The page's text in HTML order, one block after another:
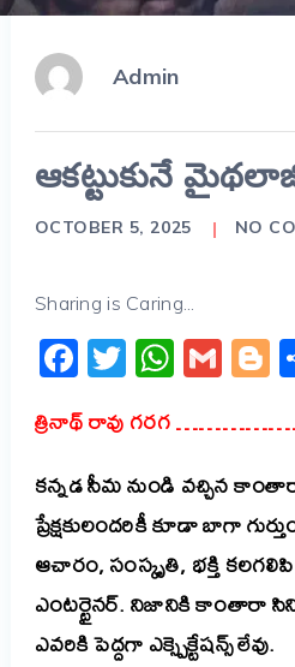
Admin
ఆకట్టుకునే
OCTOBER 5, 2025 NO
Sharing is Caring...
Facebook
Twitter
త్రినాథ్ రావు గరగ
కన్నడ సీమ నుండి వచ్చిన
ప్రేక్షకులందరికీ కూడా బాగా
ఆచారం, సంస్కృతి, భక్తి
ఎంటర్టైనర్. నిజానికి కాంతారా
ఎవరికి పెద్దగా ఎక్స్పెక్టేషన్స్ లేవు.